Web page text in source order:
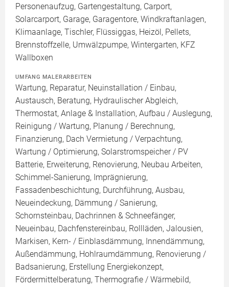
Personenaufzug, Gartengestaltung, Carport,
Solarcarport, Garage, Garagentore, Windkraftanlagen,
Klimaanlage, Tischler, Flüssiggas, Heizöl, Pellets,
Brennstoffzelle, Umwälzpumpe, Wintergarten, KFZ
Wallboxen
UMFANG MALERARBEITEN
Wartung, Reparatur, Neuinstallation / Einbau,
Austausch, Beratung, Hydraulischer Abgleich,
Thermostat, Anlage & Installation, Aufbau / Auslegung,
Reinigung / Wartung, Planung / Berechnung,
Finanzierung, Dach Vermietung / Verpachtung,
Wartung / Optimierung, Solarstromspeicher / PV
Batterie, Erweiterung, Renovierung, Neubau Arbeiten,
Schimmel-Sanierung, Imprägnierung,
Fassadenbeschichtung, Durchführung, Ausbau,
Neueindeckung, Dämmung / Sanierung,
Schornsteinbau, Dachrinnen & Schneefänger,
Neueinbau, Dachfenstereinbau, Rollläden, Jalousien,
Markisen, Kern- / Einblasdämmung, Innendämmung,
Außendämmung, Hohlraumdämmung, Renovierung /
Badsanierung, Erstellung Energiekonzept,
Fördermittelberatung, Thermografie / Wärmebild,